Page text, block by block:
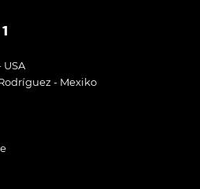
- Mexiko